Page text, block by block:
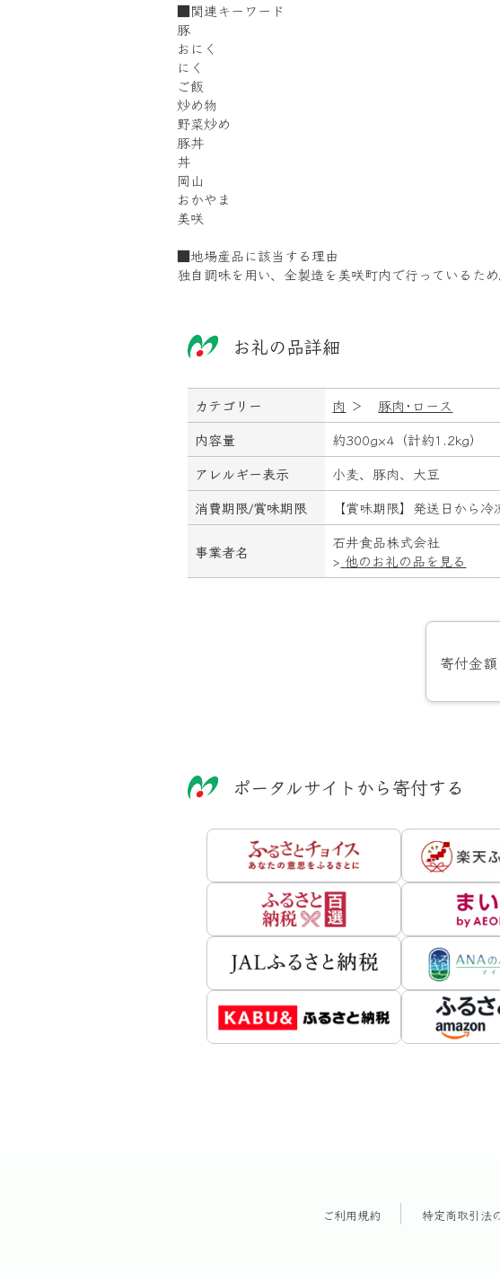
■関連キーワード
豚
おにく
にく
ご飯
炒め物
野菜炒め
豚丼
丼
岡山
おかやま
美咲
■地場産品に該当する理由
独自調味を用い、全製造を美咲町内で行っているた
お礼の品詳細
カテゴリー 肉 ＞
豚肉･ロース
内容量
約300g×4（計約1.2kg）
アレルギー表示
小麦、豚肉、大豆
消費期限/賞味期限 【賞味期限】発送日から
事業者名
石井食品株式会社
> 他のお礼の品を見る
寄付金額
ポータルサイトから寄付する
ご利用規約 特定商取引法